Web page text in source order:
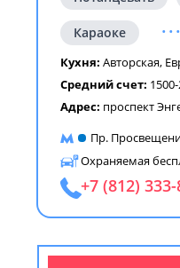
Караоке ...
Кухня: Авторская,
Средний счет:
Адрес: проспект
Пр.
Охраняемая
+7 (812)